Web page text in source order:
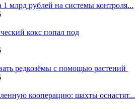
1 млрд рублей на системы контроля...
кокс попал под
редкозёмы с помощью растений
кооперацию: шахты оснастят...